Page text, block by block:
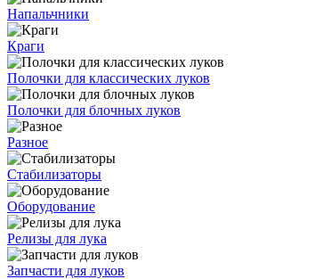
Напальчники
Краги
Полочки для классических луков
Полочки для блочных луков
Разное
Стабилизаторы
Оборудование
Релизы для лука
Запчасти для луков